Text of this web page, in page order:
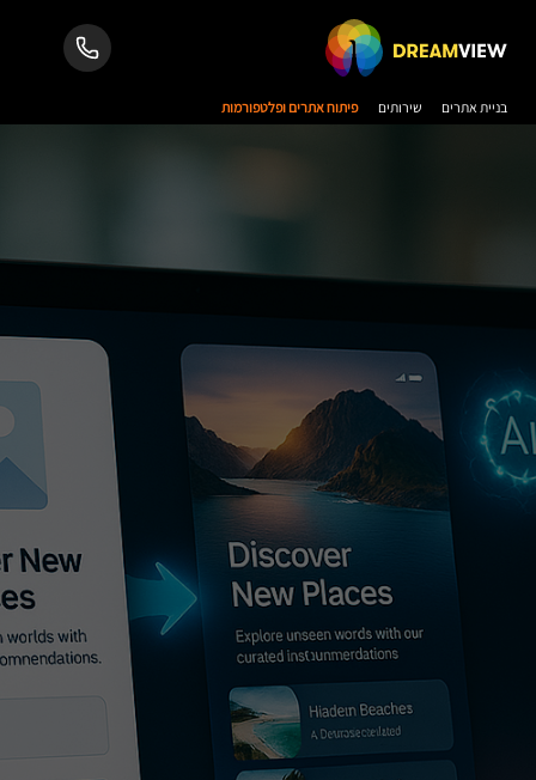
בניית אתרים שירותים פיתוח אתרים ופלטפורמות